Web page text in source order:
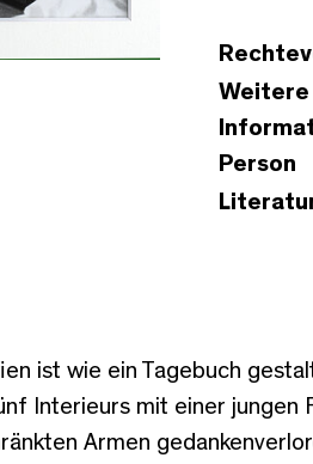
Weitere
Person
ist wie ein Tagebuch
Interieurs mit einer
Armen